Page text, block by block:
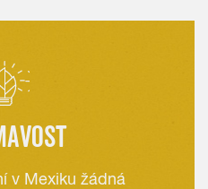
v Mexiku žádná